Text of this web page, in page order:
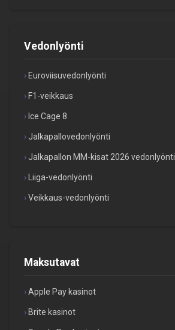
Vedonlyönti
Euroviisuvedonlyönti
F1-veikkaus
Ice Cage 8
Jalkapallovedonlyönti
Jalkapallon MM-kisat 2026 vedonlyönti
Liiga-vedonlyönti
Veikkaus-vedonlyönti
Maksutavat
Apple Pay kasinot
Brite kasinot